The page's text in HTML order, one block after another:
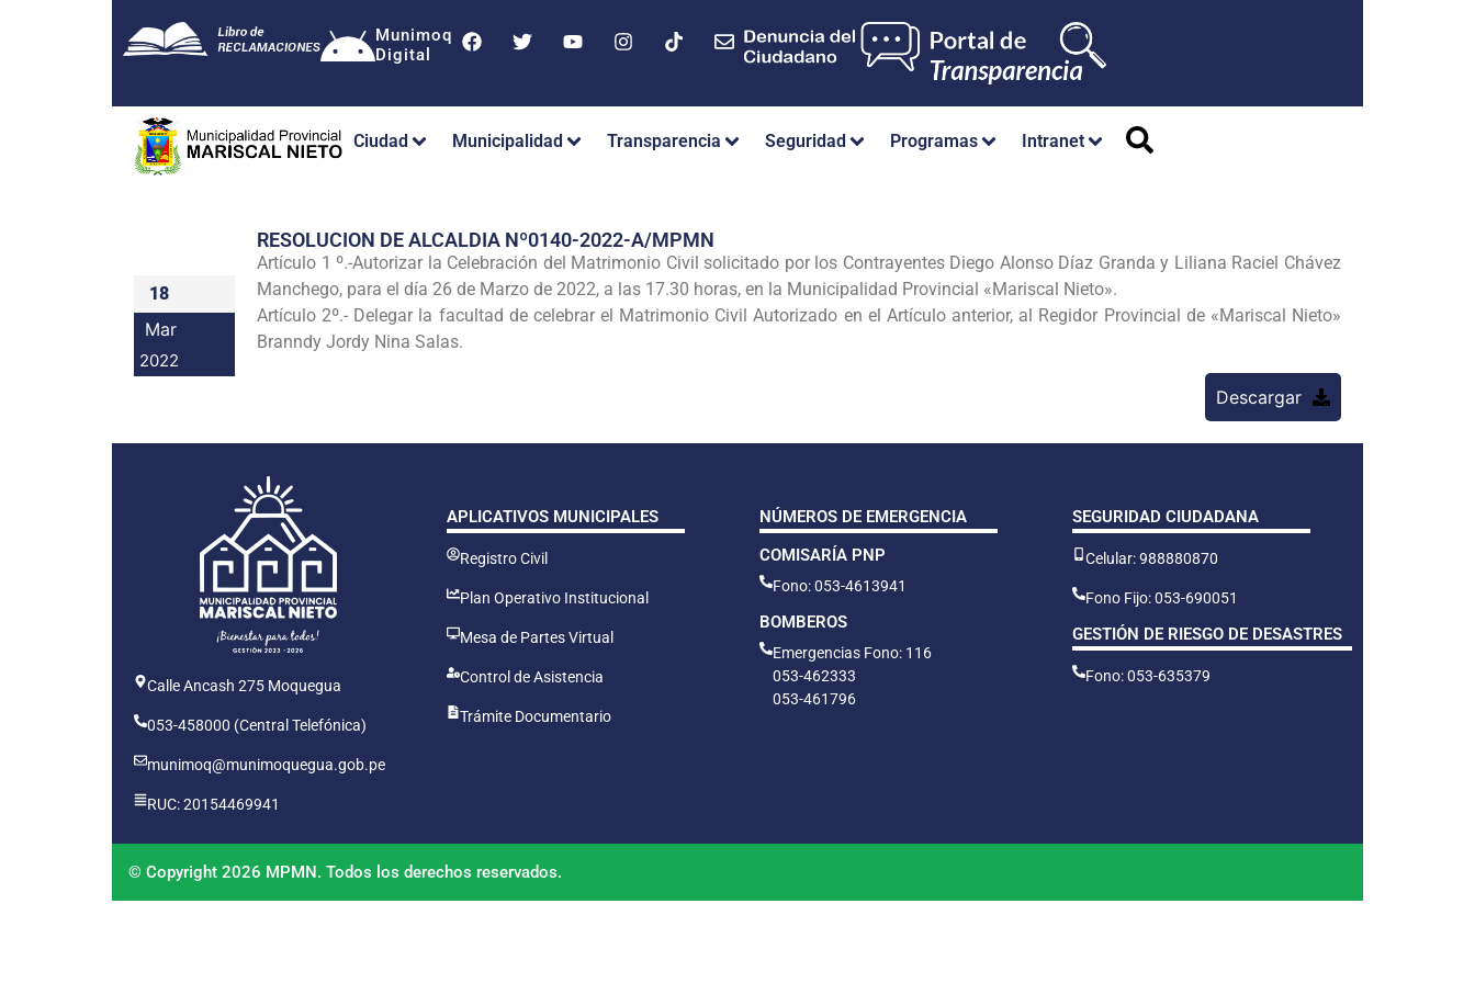
Munimoq
Digital
Ciudad Municipalidad Transparencia Seguridad Programas Intranet
18
Mar
2022
RESOLUCION DE ALCALDIA Nº0140-2022-A/MPMN
Artículo 1 º.-Autorizar la Celebración del Matrimonio Civil solicitado por los Contrayentes Diego Alonso Díaz Granda y Liliana Raciel Chávez
Manchego, para el día 26 de Marzo de 2022, a las 17.30 horas, en la Municipalidad Provincial «Mariscal Nieto».
Artículo 2º.- Delegar la facultad de celebrar el Matrimonio Civil Autorizado en el Artículo anterior, al Regidor Provincial de «Mariscal Nieto»
Branndy Jordy Nina Salas.
Descargar
Calle Ancash 275 Moquegua
053-458000 (Central Telefónica)
munimoq@munimoquegua.gob.pe
RUC: 20154469941
APLICATIVOS MUNICIPALES
Registro Civil
Plan Operativo Institucional
Mesa de Partes Virtual
Control de Asistencia
Trámite Documentario
NÚMEROS DE EMERGENCIA
COMISARÍA PNP
Fono: 053-4613941
BOMBEROS
Emergencias Fono: 116
053-462333
053-461796
SEGURIDAD CIUDADANA
Celular: 988880870
Fono Fijo: 053-690051
GESTIÓN DE RIESGO DE DESASTRES
Fono: 053-635379
© Copyright 2026 MPMN. Todos los derechos reservados.